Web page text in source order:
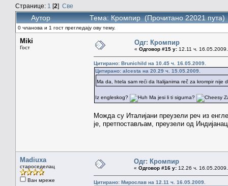
Странице: 1 [2] Све
Аутор Тема: Кромпир (Прочитано 22021 пута)
0 чланова и 1 гост прегледају ову тему.
Miki
Гост
Одг: Кромпир
« Одговор #15 у: 12.11 ч.
Цитирано: Brunichild на 10.45 ч. 16.05.2009.
Цитирано: alcesta на 20.29 ч. 15.05.2009.
Ma da, htela sam reći da Italijanima reč za krompir
Iz engleskog? Ma jesi li ti sigurna?
Можда су Италијани преузели реч из
је, претпостављам, преузели од
Madiuxa
староседелац
Ван мреже
Одг: Кромпир
« Одговор #16 у: 12.26 ч.
Цитирано: Мирослав на 12.11 ч. 16.05.2009.